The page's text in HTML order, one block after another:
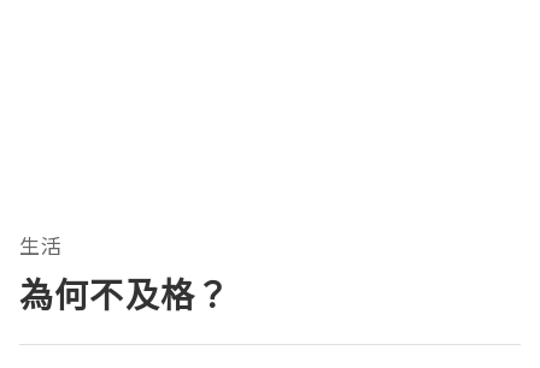
生活
為何不及格？